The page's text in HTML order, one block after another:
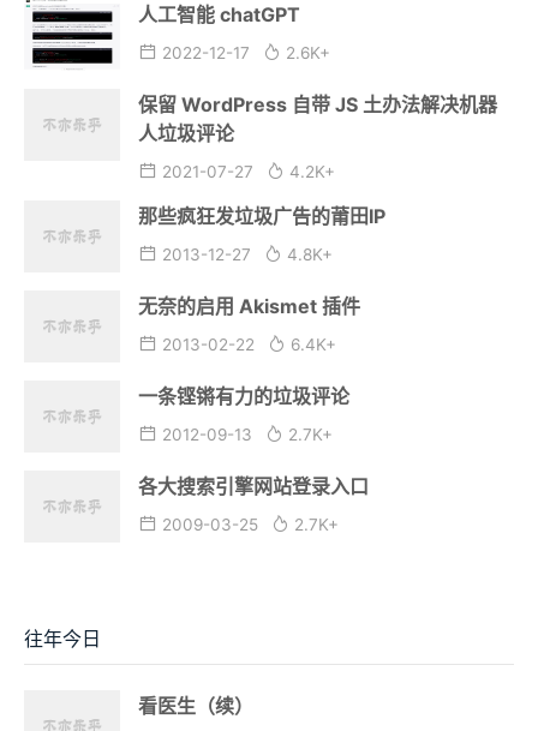
人工智能 chatGPT
2022-12-17 2.6K+
保留 WordPress 自带 JS 土办法解决机器
人垃圾评论
2021-07-27 4.2K+
那些疯狂发垃圾广告的莆田IP
2013-12-27 4.8K+
无奈的启用 Akismet 插件
2013-02-22 6.4K+
一条铿锵有力的垃圾评论
2012-09-13 2.7K+
各大搜索引擎网站登录入口
2009-03-25 2.7K+
往年今日
看医生（续）